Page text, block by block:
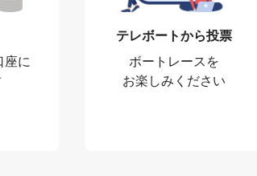
座に
テレボートから投票
ボートレースを
お楽しみください